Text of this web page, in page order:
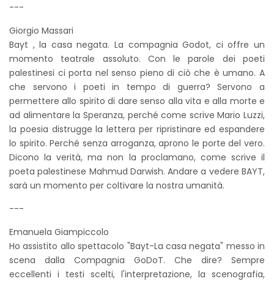
---
Giorgio Massari
Bayt , la casa negata. La compagnia Godot, ci offre un
momento teatrale assoluto. Con le parole dei poeti
palestinesi ci porta nel senso pieno di ciò che è umano. A
che servono i poeti in tempo di guerra? Servono a
permettere allo spirito di dare senso alla vita e alla morte e
ad alimentare la Speranza, perché come scrive Mario Luzzi,
la poesia distrugge la lettera per ripristinare ed espandere
lo spirito. Perché senza arroganza, aprono le porte del vero.
Dicono la verità, ma non la proclamano, come scrive il
poeta palestinese Mahmud Darwish. Andare a vedere BAYT,
sarà un momento per coltivare la nostra umanità.
---
Emanuela Giampiccolo
Ho assistito allo spettacolo "Bayt-La casa negata" messo in
scena dalla Compagnia GoDoT. Che dire? Sempre
eccellenti i testi scelti, l'interpretazione, la scenografia,